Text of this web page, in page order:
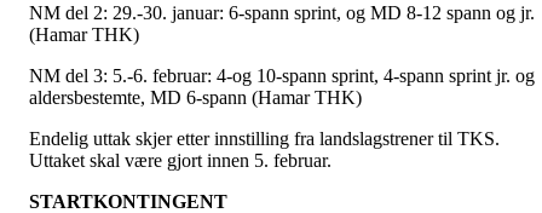
NM del 2: 29.-30. januar: 6-spann sprint, og MD 8-12 spann og jr.
(Hamar THK)
NM del 3: 5.-6. februar: 4-og 10-spann sprint, 4-spann sprint jr. og
aldersbestemte, MD 6-spann (Hamar THK)
Endelig uttak skjer etter innstilling fra landslagstrener til TKS.
Uttaket skal være gjort innen 5. februar.
STARTKONTINGENT